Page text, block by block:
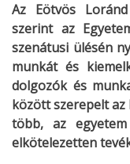
Az Eötvös
szerint az
szenátusi ülésén
munkát és
dolgozók és
között szerepelt az
több, az
elkötelezetten